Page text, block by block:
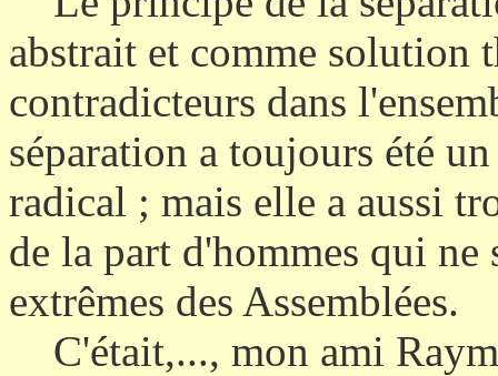
abstrait et comme solution
contradicteurs dans
séparation a toujours été
radical ; mais elle a aussi
de la part d'hommes qui ne
extrêmes des Assemblées.
C'était,..., mon ami